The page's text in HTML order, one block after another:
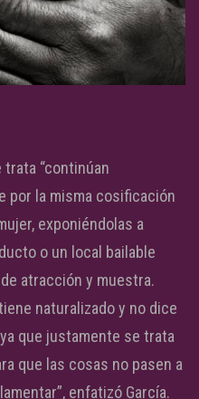
“continúan
por la misma cosificación
exponiéndolas a
o un local bailable
atracción y muestra.
naturalizado y no dice
que justamente se trata
que las cosas no pasen a
enfatizó García.